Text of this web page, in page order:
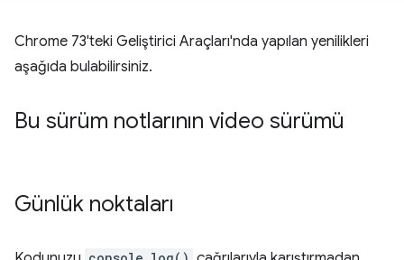
Chrome 73'teki Geliştirici Araçları'nda yapılan yenilikleri
aşağıda bulabilirsiniz.
Bu sürüm notlarının video sürümü
Günlük noktaları